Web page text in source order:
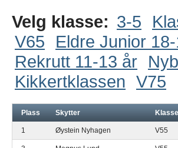
Velg klasse: 3-5
V65
Eldre Junior
Rekrutt 11-13 år
Kikkertklassen V75
Plass Skytter Klasse
1 Øystein Nyhagen V55